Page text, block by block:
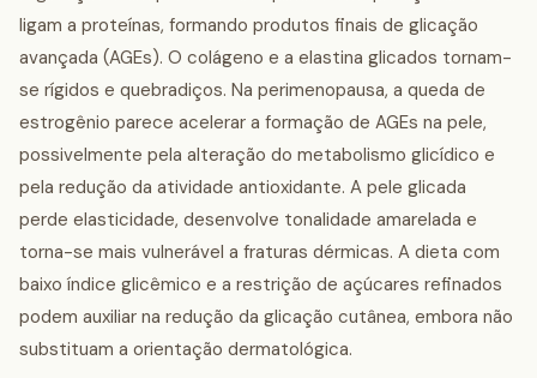
ligam a proteínas, formando produtos finais de glicação
avançada (AGEs). O colágeno e a elastina glicados tornam-
se rígidos e quebradiços. Na perimenopausa, a queda de
estrogênio parece acelerar a formação de AGEs na pele,
possivelmente pela alteração do metabolismo glicídico e
pela redução da atividade antioxidante. A pele glicada
perde elasticidade, desenvolve tonalidade amarelada e
torna-se mais vulnerável a fraturas dérmicas. A dieta com
baixo índice glicêmico e a restrição de açúcares refinados
podem auxiliar na redução da glicação cutânea, embora não
substituam a orientação dermatológica.